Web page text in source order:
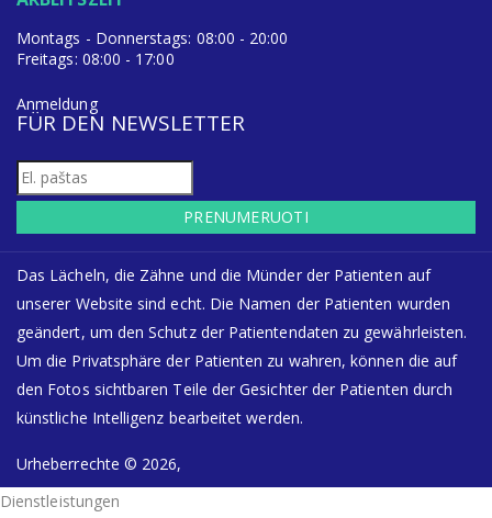
Montags - Donnerstags: 08:00 - 20:00
Freitags: 08:00 - 17:00
Anmeldung
FÜR DEN NEWSLETTER
PRENUMERUOTI
Das Lächeln, die Zähne und die Münder der Patienten auf
unserer Website sind echt. Die Namen der Patienten wurden
geändert, um den Schutz der Patientendaten zu gewährleisten.
Um die Privatsphäre der Patienten zu wahren, können die auf
den Fotos sichtbaren Teile der Gesichter der Patienten durch
künstliche Intelligenz bearbeitet werden.
Urheberrechte © 2026,
Dienstleistungen